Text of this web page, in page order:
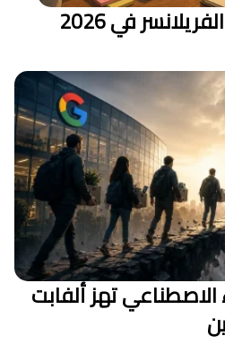
في 2026
تهز ألفابت